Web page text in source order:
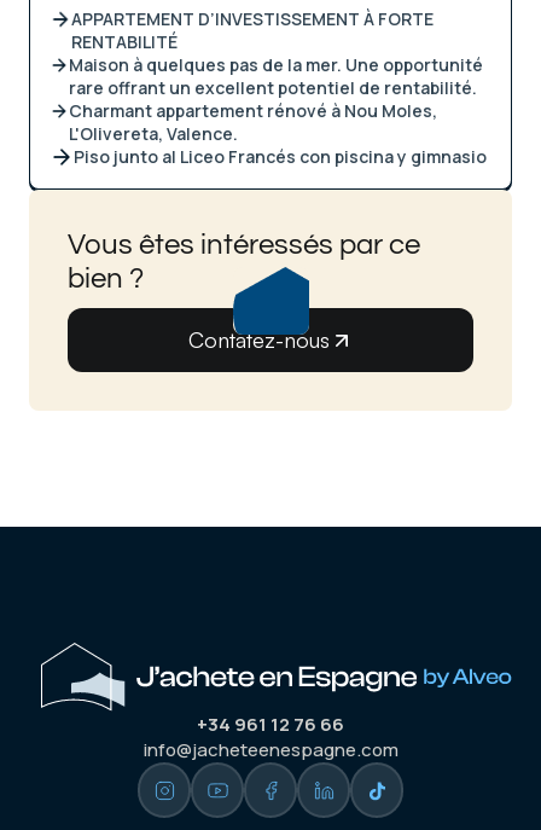
APPARTEMENT D’INVESTISSEMENT À FORTE
RENTABILITÉ
Maison à quelques pas de la mer. Une opportunité
rare offrant un excellent potentiel de rentabilité.
Charmant appartement rénové à Nou Moles,
L'Olivereta, Valence.
Piso junto al Liceo Francés con piscina y gimnasio
Vous êtes intéressés par ce
bien ?
Contatez-nous
+34 961 12 76 66
info@jacheteenespagne.com